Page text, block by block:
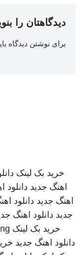
دیدگاهتان را
برای نوشتن دیدگاه
خرید بک لینک
اهنگ جدید دانلود
اهنگ جدید دانلود
جدید دانلود اهنگ
خرید بک لینک
دانلود اهنگ جدید